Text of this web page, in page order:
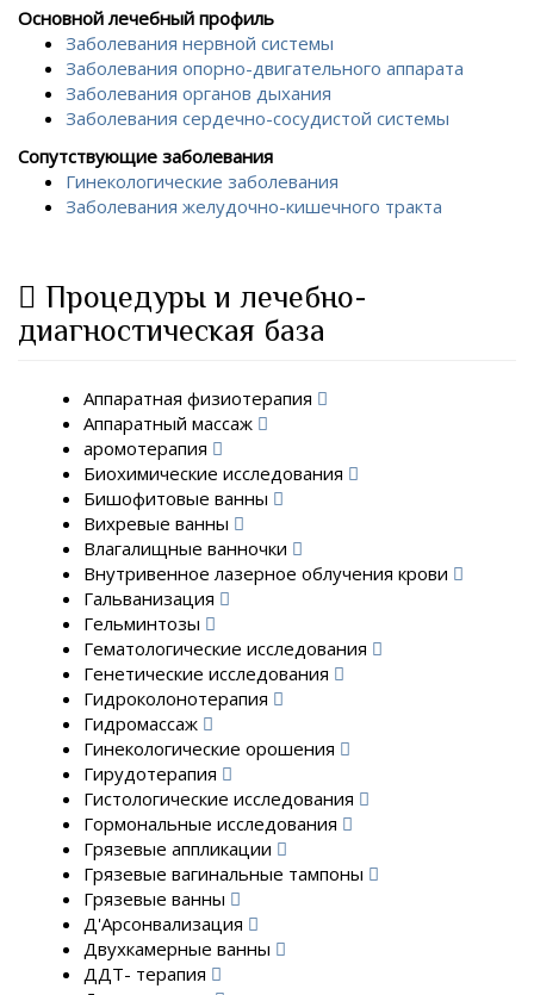
Основной лечебный профиль
Заболевания нервной системы
Заболевания опорно-двигательного аппарата
Заболевания органов дыхания
Заболевания сердечно-сосудистой системы
Сопутствующие заболевания
Гинекологические заболевания
Заболевания желудочно-кишечного тракта
Процедуры и лечебно-
диагностическая база
Аппаратная физиотерапия
Аппаратный массаж
аромотерапия
Биохимические исследования
Бишофитовые ванны
Вихревые ванны
Влагалищные ванночки
Внутривенное лазерное облучения крови
Гальванизация
Гельминтозы
Гематологические исследования
Генетические исследования
Гидроколонотерапия
Гидромассаж
Гинекологические орошения
Гирудотерапия
Гистологические исследования
Гормональные исследования
Грязевые аппликации
Грязевые вагинальные тампоны
Грязевые ванны
Д'Арсонвализация
Двухкамерные ванны
ДДТ- терапия